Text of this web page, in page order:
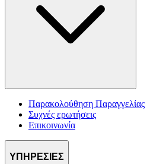
Παρακολούθηση Παραγγελίας
Συχνές ερωτήσεις
Επικοινωνία
ΥΠΗΡΕΣΙΕΣ